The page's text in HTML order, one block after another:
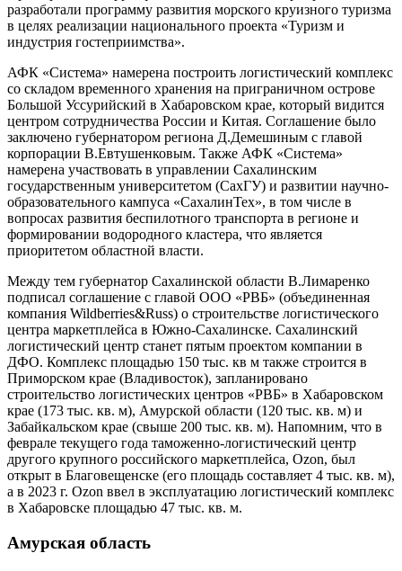
разработали программу развития морского круизного туризма
в целях реализации национального проекта «Туризм и
индустрия гостеприимства».
АФК «Система» намерена построить логистический комплекс
со складом временного хранения на приграничном острове
Большой Уссурийский в Хабаровском крае, который видится
центром сотрудничества России и Китая. Соглашение было
заключено губернатором региона Д.Демешиным с главой
корпорации В.Евтушенковым. Также АФК «Система»
намерена участвовать в управлении Сахалинским
государственным университетом (СахГУ) и развитии научно-
образовательного кампуса «СахалинТех», в том числе в
вопросах развития беспилотного транспорта в регионе и
формировании водородного кластера, что является
приоритетом областной власти.
Между тем губернатор Сахалинской области В.Лимаренко
подписал соглашение с главой ООО «РВБ» (объединенная
компания Wildberries&Russ) о строительстве логистического
центра маркетплейса в Южно-Сахалинске. Сахалинский
логистический центр станет пятым проектом компании в
ДФО. Комплекс площадью 150 тыс. кв м также строится в
Приморском крае (Владивосток), запланировано
строительство логистических центров «РВБ» в Хабаровском
крае (173 тыс. кв. м), Амурской области (120 тыс. кв. м) и
Забайкальском крае (свыше 200 тыс. кв. м). Напомним, что в
феврале текущего года таможенно-логистический центр
другого крупного российского маркетплейса, Оzon, был
открыт в Благовещенске (его площадь составляет 4 тыс. кв. м),
а в 2023 г. Оzon ввел в эксплуатацию логистический комплекс
в Хабаровске площадью 47 тыс. кв. м.
Амурская область